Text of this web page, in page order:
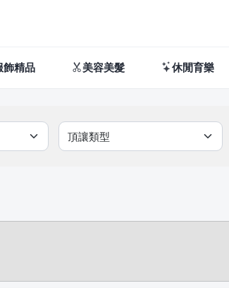
飾精品 美容美髮 休閒育樂